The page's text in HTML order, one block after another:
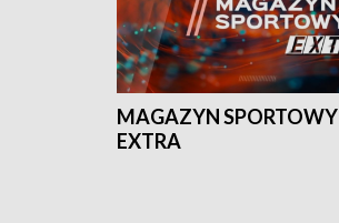
MAGAZYN SPORTOWY
EXTRA